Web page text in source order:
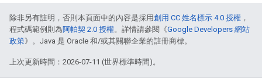
除非另有註明，否則本頁面中的內容是採用創用 CC 姓名標示 4.0 授權 ，
程式碼範例則為阿帕契 2.0 授權。詳情請參閱《Google Developers 網站
政策》。Java 是 Oracle 和/或其關聯企業的註冊商標。
上次更新時間：2026-07-11 (世界標準時間)。